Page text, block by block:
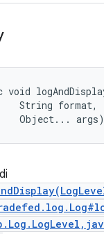
String format,
Object... args)